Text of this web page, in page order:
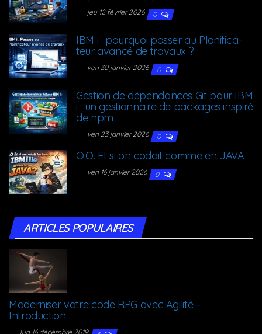
jeu 12 février 2026 0
IBM i : pour­quoi pas­ser au Pla­ni­fi­ca­
teur avan­cé de travaux ?
ven 30 janvier 2026 0
Ges­tion de dépen­dances Git pour IBM
i : un ges­tion­naire de packages ins­pi­ré
de npm
ven 23 janvier 2026 0
O.O. Et si on codait comme en JAVA
ven 16 janvier 2026 0
ARTICLES POPU­LAIRES
Moder­ni­ser votre code RPG avec Agi­li­té –
Introduction
lun 16 décembre 2019